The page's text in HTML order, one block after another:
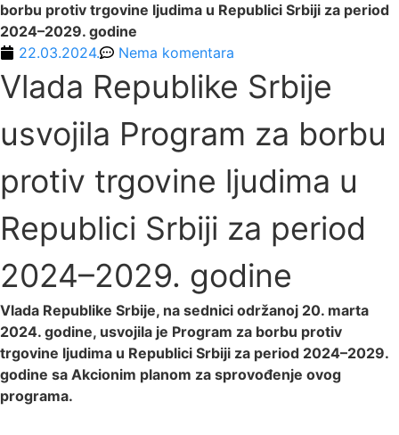
borbu protiv trgovine lјudima u Republici Srbiji za period
2024–2029. godine
22.03.2024.
Nema komentara
Vlada Republike Srbije
usvojila Program za borbu
protiv trgovine lјudima u
Republici Srbiji za period
2024–2029. godine
Vlada Republike Srbije, na sednici održanoj 20. marta
2024. godine, usvojila je Program za borbu protiv
trgovine lјudima u Republici Srbiji za period 2024–2029.
godine sa Akcionim planom za sprovođenje ovog
programa.